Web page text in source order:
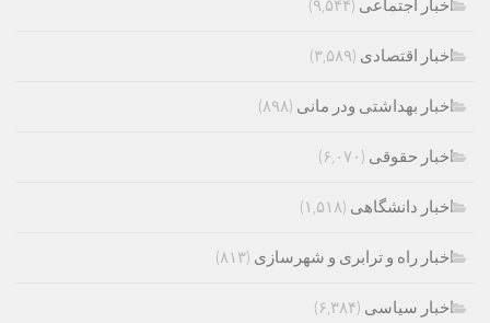
اخبار اجتماعی (۹,۵۴۴)
اخبار اقتصادی (۳,۵۸۹)
اخبار بهداشتی ودر مانی (۸۹۸)
اخبار حقوقی (۶,۰۷۰)
اخبار دانشگاهی (۱,۵۱۸)
اخبار راه و ترابری و شهرسازی (۸۱۳)
اخبار سیاسی (۶,۳۸۴)